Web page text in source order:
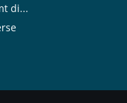
di...